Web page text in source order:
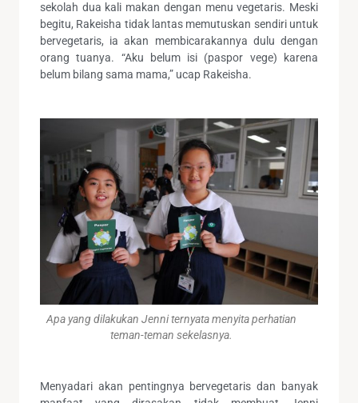
sekolah dua kali makan dengan menu vegetaris. Meski
begitu, Rakeisha tidak lantas memutuskan sendiri untuk
bervegetaris, ia akan membicarakannya dulu dengan
orang tuanya. “Aku belum isi (paspor vege) karena
belum bilang sama mama,” ucap Rakeisha.
Apa yang dilakukan Jenni ternyata menyita perhatian
teman-teman sekelasnya.
Menyadari akan pentingnya bervegetaris dan banyak